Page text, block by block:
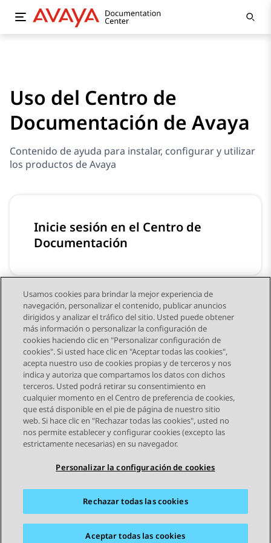
Uso del Centro de
Documentación de Avaya
Contenido de ayuda para instalar, configurar y utilizar
los productos de Avaya
Inicie sesión en el Centro de
Documentación
Todo lo que proporciona el Centro
de Documentación
STAY CONNECTED
Mapa del sitio Condiciones de Uso
Privacidad
Política de Cookies
Marcas registradas
Usamos cookies para brindar la mejor experiencia de
navegación, personalizar el contenido, publicar anuncios
dirigidos y analizar el tráfico del sitio. Usted puede obtener
más información o personalizar la configuración de
cookies haciendo clic en "Personalizar configuración de
cookies". Si usted hace clic en "Aceptar todas las cookies",
acepta nuestro uso de cookies propias y de terceros y nos
indica y autoriza que compartamos los datos con dichos
terceros. Usted podrá retirar su consentimiento en
cualquier momento en el Centro de preferencia de cookies,
que está disponible en el pie de página de nuestro sitio
web. Si hace clic en "Rechazar todas las cookies", usted no
nos permite establecer y configurar cookies (excepto las
estrictamente necesarias) en su navegador.
Personalizar la configuración de cookies
Rechazar todas las cookies
Aceptar todas las cookies